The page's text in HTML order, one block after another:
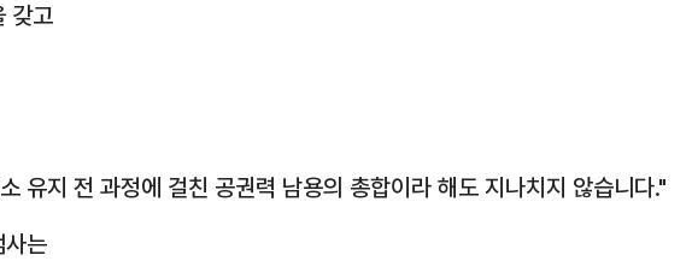
갖고
유지 전 과정에 걸친 공권력 남용의 총합이라 해도 지나치지 않습니다."
사는